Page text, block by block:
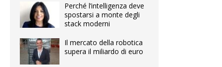
Perché l’intelligenza deve
spostarsi a monte degli
stack moderni
Il mercato della robotica
supera il miliardo di euro